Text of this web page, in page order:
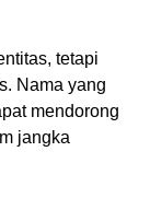
tetapi
Nama yang
mendorong
jangka